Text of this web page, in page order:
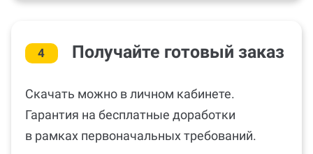
4 Получайте готовый заказ
Скачать можно в личном кабинете.
Гарантия на бесплатные доработки
в рамках первоначальных требований.